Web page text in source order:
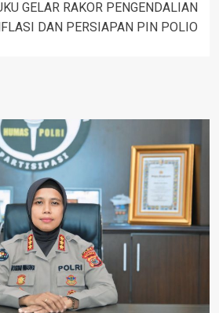
GELAR RAKOR PENGENDALIAN
DAN PERSIAPAN PIN POLIO